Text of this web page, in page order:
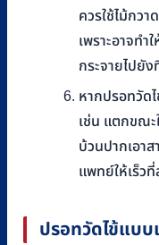
ควรใช้ไม้กว
เพราะอาจท
กระจายไปยั
หากปรอทวัด
เช่น แตกขณะ
บ้วนปากเอา
แพทย์ให้เร็ว
ปรอทวัดไข้แบบ